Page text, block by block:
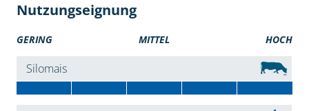
Nutzungseignung
GERING MITTEL HOCH
Silomais